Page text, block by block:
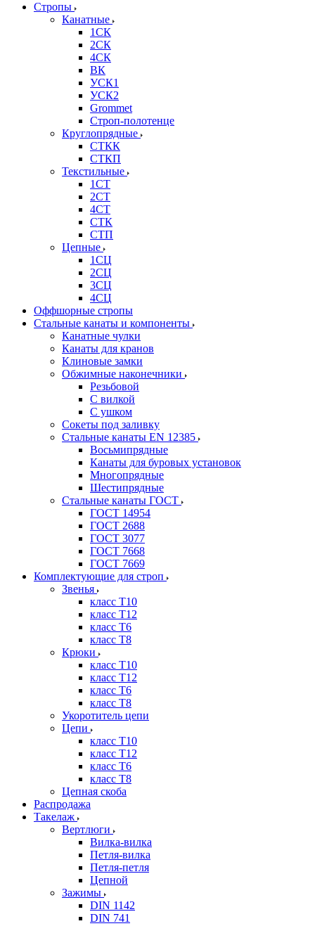
Стропы
Канатные
1СК
2СК
4СК
ВК
УСК1
УСК2
Grommet
Строп-полотенце
Круглопрядные
СТКК
СТКП
Текстильные
1СТ
2СТ
4СТ
СТК
СТП
Цепные
1СЦ
2СЦ
3СЦ
4СЦ
Оффшорные стропы
Стальные канаты и компоненты
Канатные чулки
Канаты для кранов
Клиновые замки
Обжимные наконечники
Резьбовой
С вилкой
С ушком
Сокеты под заливку
Стальные канаты EN 12385
Восьмипрядные
Канаты для буровых установок
Многопрядные
Шестипрядные
Стальные канаты ГОСТ
ГОСТ 14954
ГОСТ 2688
ГОСТ 3077
ГОСТ 7668
ГОСТ 7669
Комплектующие для строп
Звенья
класс Т10
класс Т12
класс Т6
класс Т8
Крюки
класс Т10
класс Т12
класс Т6
класс Т8
Укоротитель цепи
Цепи
класс Т10
класс Т12
класс Т6
класс Т8
Цепная скоба
Распродажа
Такелаж
Вертлюги
Вилка-вилка
Петля-вилка
Петля-петля
Цепной
Зажимы
DIN 1142
DIN 741